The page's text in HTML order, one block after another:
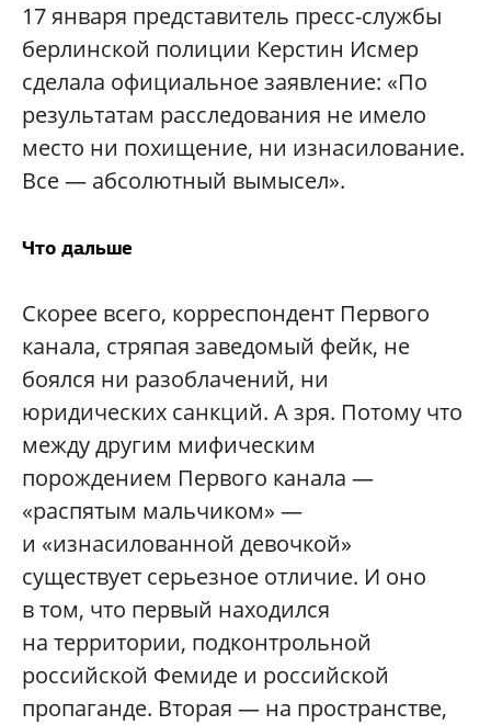
17 января представитель пресс-службы
берлинской полиции Керстин Исмер
сделала официальное заявление: «По
результатам расследования не имело
место ни похищение, ни изнасилование.
Все — абсолютный вымысел».
Что дальше
Скорее всего, корреспондент Первого
канала, стряпая заведомый фейк, не
боялся ни разоблачений, ни
юридических санкций. А зря. Потому что
между другим мифическим
порождением Первого канала —
«распятым мальчиком» —
и «изнасилованной девочкой»
существует серьезное отличие. И оно
в том, что первый находился
на территории, подконтрольной
российской Фемиде и российской
пропаганде. Вторая — на пространстве,